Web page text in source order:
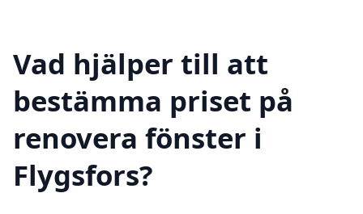
Vad hjälper till att
bestämma priset på
renovera fönster i
Flygsfors?